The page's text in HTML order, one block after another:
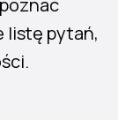
listę pytań,